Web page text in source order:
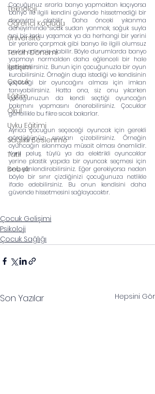
Teknoloji
Öğrenci Koçluğu
Üniversite
Tercih Dönemi
İletişim
Çocuk
Eğitim
Okul
Uyku Eğitimi
Sağlıklı Beslenme
Tatil
Bebek
Çocuğunuz ısrarla banyo yapmaktan kaçıyorsa
banyo ile ilgili kendini güvende hissetmediği bir
deneyimi olabilir. Daha önceki yıkanma
deneyiminde sıcak sudan yanmak, soğuk suyla
ani bir korku yaşamak ya da herhangi bir yerini
bir yerlere çarpmak gibi banyo ile ilgili olumsuz
anılar edinmiş olabilir. Böyle durumlarda banyo
yapmayı normalden daha eğlenceli bir hale
getirebilirsiniz. Bunun için çocuğunuzla bir oyun
kurabilirsiniz. Örneğin duşa istediği ve kendisinin
seçeceği bir oyuncağını alması için imkan
tanıyabilirsiniz. Hatta ona, siz onu yıkarken
çocuğunuzun da kendi seçtiği oyuncağın
bakımını yapmasını önerebilirsiniz. Çocuklar
genellikle bu fikre sıcak bakarlar.
Ayrıca çocuğun seçeceği oyuncak için gerekli
gördüğünüz sınırları çizebilirsiniz. Örneğin
oyuncağın ıslanmaya müsait olması önemlidir.
Yani peluş, tüylü ya da elektrikli oyuncaklar
yerine plastik yapıda bir oyuncak seçmesi için
onu yönlendirebilirsiniz. Eğer gerekiyorsa neden
böyle bir sınır çizdiğinizi çocuğunuza netlikle
ifade edebilirsiniz. Bu onun kendisini daha
güvende hissetmesini sağlayacaktır.
Çocuk Gelişimi
Psikoloji
Çocuk Sağlığı
Son Yazılar Hepsini Gör